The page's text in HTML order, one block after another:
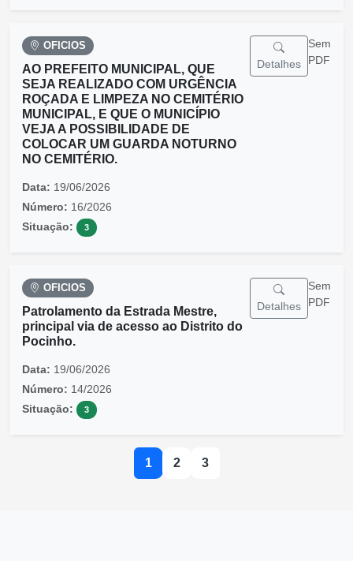
OFICIOS
AO PREFEITO MUNICIPAL, QUE
SEJA REALIZADO COM URGÊNCIA
ROÇADA E LIMPEZA NO CEMITÉRIO
MUNICIPAL, E QUE O MUNICÍPIO
VEJA A POSSIBILIDADE DE
COLOCAR UM GUARDA NOTURNO
NO CEMITÉRIO.
Detalhes
Sem
PDF
Data: 19/06/2026
Número: 16/2026
Situação:
3
OFICIOS
Patrolamento da Estrada Mestre,
principal via de acesso ao Distrito do
Pocinho.
Detalhes
Sem
PDF
Data: 19/06/2026
Número: 14/2026
Situação:
3
1 2 3